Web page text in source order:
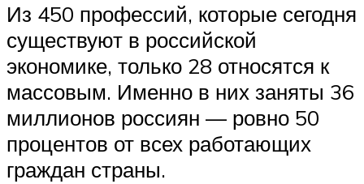
Из 450 профессий, которые сегодня
существуют в российской
экономике, только 28 относятся к
массовым. Именно в них заняты 36
миллионов россиян — ровно 50
процентов от всех работающих
граждан страны.